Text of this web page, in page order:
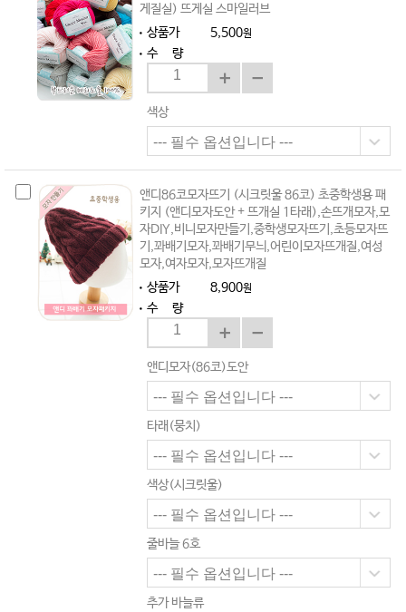
게질실) 뜨게실 스마일러브
상품가
5,500원
수 량
색상
앤디86코모자뜨기 (시크릿울 86코) 초중학생용 패
키지 (앤디모자도안 + 뜨개실 1타래),손뜨개모자,모
자DIY,비니모자만들기,중학생모자뜨기,초등모자뜨
기,꽈배기모자,꽈배기무늬,어린이모자뜨개질,여성
모자,여자모자,모자뜨개질
상품가
8,900원
수 량
앤디모자(86코)도안
타래(뭉치)
색상(시크릿울)
줄바늘 6호
추가 바늘류